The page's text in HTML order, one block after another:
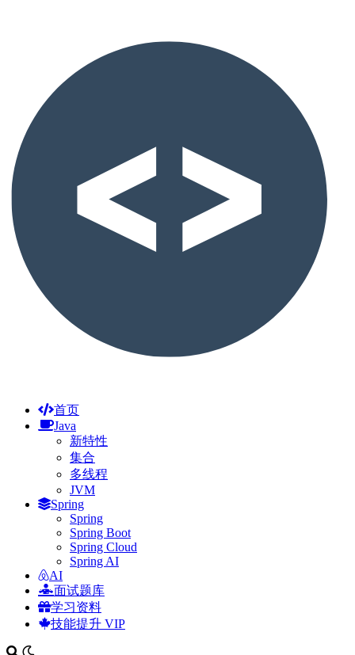
首页
Java
新特性
集合
多线程
JVM
Spring
Spring
Spring Boot
Spring Cloud
Spring AI
AI
面试题库
学习资料
技能提升 VIP